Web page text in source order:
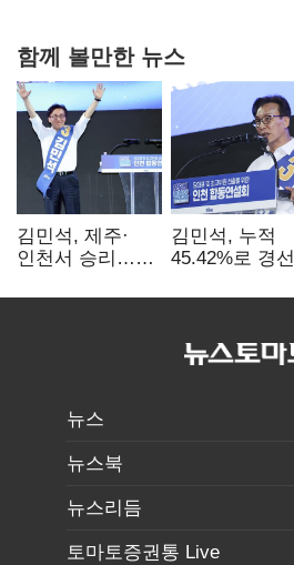
함께 볼만한 뉴스
김민석, 제주·
인천서 승리…
탈환'(종합)
김민석, 누적
45.42%로 경선
격차
뉴스
뉴스북
뉴스리듬
토마토증권통 Live